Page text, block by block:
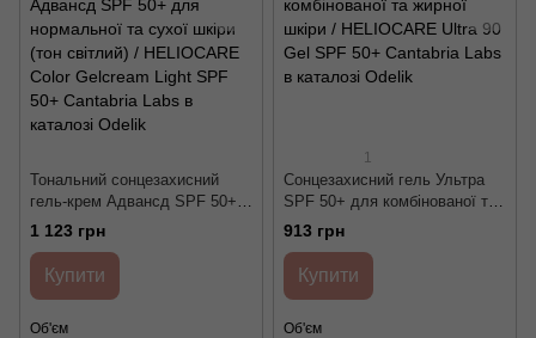
Тональний сонцезахисний
гель-крем Адвансд SPF 50+
для нормальної та сухої
шкіри (тон світлий) /
HELIOCARE Color Gelcream
Light SPF 50+ Cantabria Labs
1 123 грн
Купити
Об'єм
1
Сонцезахисний гель Ультра
SPF 50+ для комбінованої та
жирної шкіри / HELIOCARE
Ultra 90 Gel SPF 50+ Cantabria
Labs
913 грн
Купити
Об'єм